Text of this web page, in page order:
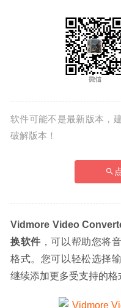
软件可能不是最新版本，
破解版本！
Vidmore Video
换软件 ，可以帮助您将
格式。您可以轻松选择
继续添加更多受支持的格